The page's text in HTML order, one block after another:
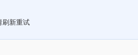
刷新重试